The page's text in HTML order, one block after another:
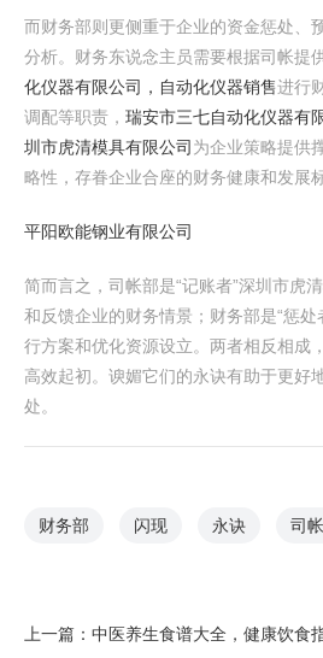
而财务部则更侧重于企业的资金惩处、
分析。财务东说念主员需要根据司帐提
化仪器有限公司，自动化仪器销售进行
调配等职责， 瑞安市三七自动化仪器有
圳市虎清模具有限公司 为企业策略提供
略性，存眷企业合座的财务健康和发展标
平阳欧能钢业有限公司
简而言之，司帐部是“记账者”深圳市虎
和反馈企业的财务情景；财务部是“惩
行方案和优化资源设立。两者相反相成
高效起初。谀媚它们的永诀有助于更好
处。
财务部 闪现 永诀 司
上一篇： 中医养生食谱大全，健康饮食